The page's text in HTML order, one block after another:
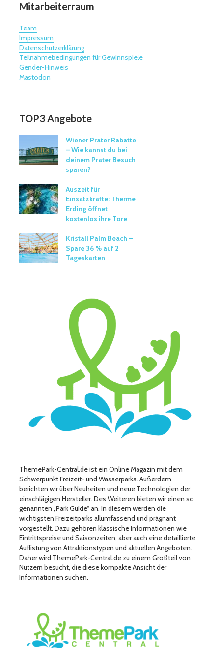
Mitarbeiterraum
Team
Impressum
Datenschutzerklärung
Teilnahmebedingungen für Gewinnspiele
Gender-Hinweis
Mastodon
TOP3 Angebote
Wiener Prater Rabatte
– Wie kannst du bei
deinem Prater Besuch
sparen?
Auszeit für
Einsatzkräfte: Therme
Erding öffnet
kostenlos ihre Tore
Kristall Palm Beach –
Spare 36 % auf 2
Tageskarten
ThemePark-Central.de ist ein Online Magazin mit dem
Schwerpunkt Freizeit- und Wasserparks. Außerdem
berichten wir über Neuheiten und neue Technologien der
einschlägigen Hersteller. Des Weiteren bieten wir einen so
genannten „Park Guide“ an. In diesem werden die
wichtigsten Freizeitparks allumfassend und prägnant
vorgestellt. Dazu gehören klassische Informationen wie
Eintrittspreise und Saisonzeiten, aber auch eine detaillierte
Auflistung von Attraktionstypen und aktuellen Angeboten.
Daher wird ThemePark-Central.de zu einem Großteil von
Nutzern besucht, die diese kompakte Ansicht der
Informationen suchen.